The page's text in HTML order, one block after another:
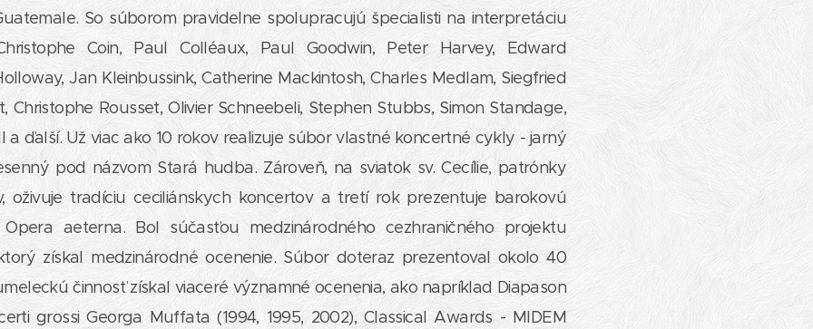
So súborom pravidelne spolupracujú špecialisti na interpretáciu
Coin, Paul Colléaux, Paul Goodwin, Peter Harvey, Edward
Jan Kleinbussink, Catherine Mackintosh, Charles Medlam, Siegfried
Christophe Rousset, Olivier Schneebeli, Stephen Stubbs, Simon Standage,
a ďalší. Už viac ako 10 rokov realizuje súbor vlastné koncertné cykly - jarný
pod názvom Stará hudba. Zároveň, na sviatok sv. Cecílie, patrónky
oživuje tradíciu ceciliánskych koncertov a tretí rok prezentuje barokovú
aeterna. Bol súčasťou medzinárodného cezhraničného projektu
získal medzinárodné ocenenie. Súbor doteraz prezentoval okolo 40
činnosť získal viaceré významné ocenenia, ako napríklad Diapason
grossi Georga Muffata (1994, 1995, 2002), Classical Awards - MIDEM